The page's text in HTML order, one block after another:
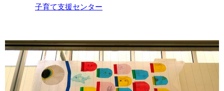
子育て支援センター